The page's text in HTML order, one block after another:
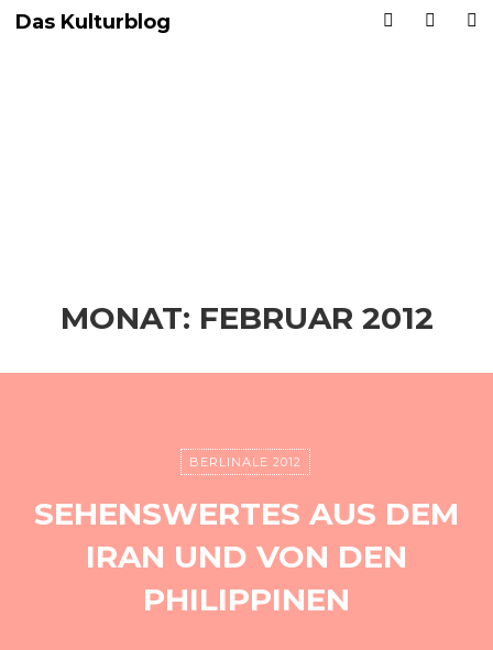
Das Kulturblog
MONAT: FEBRUAR 2012
BERLINALE 2012
SEHENSWERTES AUS DEM
IRAN UND VON DEN
PHILIPPINEN